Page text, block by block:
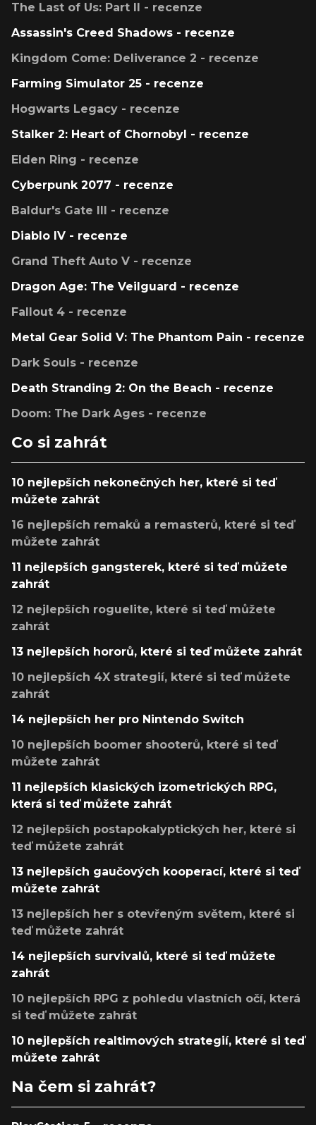
The Last of Us: Part II - recenze
Assassin's Creed Shadows - recenze
Kingdom Come: Deliverance 2 - recenze
Farming Simulator 25 - recenze
Hogwarts Legacy - recenze
Stalker 2: Heart of Chornobyl - recenze
Elden Ring - recenze
Cyberpunk 2077 - recenze
Baldur's Gate III - recenze
Diablo IV - recenze
Grand Theft Auto V - recenze
Dragon Age: The Veilguard - recenze
Fallout 4 - recenze
Metal Gear Solid V: The Phantom Pain - recenze
Dark Souls - recenze
Death Stranding 2: On the Beach - recenze
Doom: The Dark Ages - recenze
Co si zahrát
10 nejlepších nekonečných her, které si teď
můžete zahrát
16 nejlepších remaků a remasterů, které si teď
můžete zahrát
11 nejlepších gangsterek, které si teď můžete
zahrát
12 nejlepších roguelite, které si teď můžete
zahrát
13 nejlepších hororů, které si teď můžete zahrát
10 nejlepších 4X strategií, které si teď můžete
zahrát
14 nejlepších her pro Nintendo Switch
10 nejlepších boomer shooterů, které si teď
můžete zahrát
11 nejlepších klasických izometrických RPG,
která si teď můžete zahrát
12 nejlepších postapokalyptických her, které si
teď můžete zahrát
13 nejlepších gaučových kooperací, které si teď
můžete zahrát
13 nejlepších her s otevřeným světem, které si
teď můžete zahrát
14 nejlepších survivalů, které si teď můžete
zahrát
10 nejlepších RPG z pohledu vlastních očí, která
si teď můžete zahrát
10 nejlepších realtimových strategií, které si teď
můžete zahrát
Na čem si zahrát?